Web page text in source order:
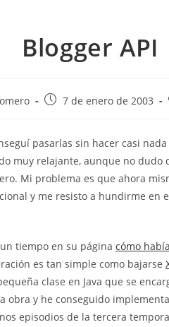
Blogger API
Publicación
entrada:
7 de enero de 2003
pasarlas sin hacer casi
muy relajante, aunque no dudo
Mi problema es que ahora
y me resisto a hundirme en
tiempo en su página cómo
es tan simple como bajarse
clase en Java que se
obra y he conseguido
episodios de la tercera